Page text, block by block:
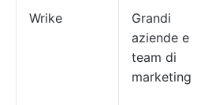
Wrike
Grandi
aziende e
team di
marketing